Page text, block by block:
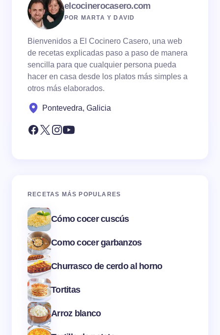
elcocinerocasero.com
POR MARTA Y DAVID
Bienvenidos a El Cocinero Casero, una web
de recetas explicadas paso a paso de manera
sencilla para que cualquier persona pueda
hacer en casa desde los platos más simples a
otros más elaborados.
Pontevedra, Galicia
RECETAS MÁS POPULARES
Cómo cocer cuscús
Como cocer garbanzos
Churrasco de cerdo al horno
Tortitas
Arroz blanco